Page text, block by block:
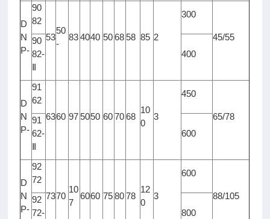
D
N
P-
90
82
53
50
-
83 4040 50 68 58 85 2
300
45/55
90
82-
400
D
N
P-
91
62
6360 97 5050 60 70 68
10
0
3
450
65/78
91
62-
600
D
N
P-
92
72
7370
10
7
6060 75 80 78
12
0
3
600
88/105
92
72-
800